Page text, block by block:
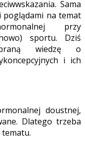
Sama
poglądami na temat
przy
sportu. Dziś
wiedzę o
i ich
doustnej,
Dlatego trzeba
tematu.